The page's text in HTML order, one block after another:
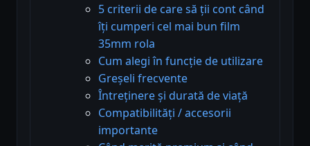
5 criterii de care să ții cont când
îți cumperi cel mai bun film
35mm rola
Cum alegi în funcție de utilizare
Greșeli frecvente
Întreținere și durată de viață
Compatibilități / accesorii
importante